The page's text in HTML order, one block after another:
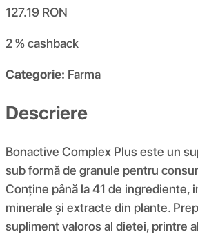
127.19 RON
2 %cashback
Categorie: Farma
Descriere
Bonactive Complex Plus este un
sub formă de granule pentru
Conține până la 41 de ingrediente,
minerale și extracte din plante.
supliment valoros al dietei, printre